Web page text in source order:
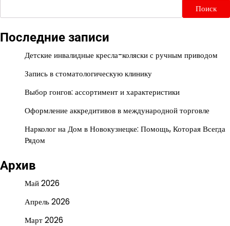
Поиск
Последние записи
Детские инвалидные кресла-коляски с ручным приводом
Запись в стоматологическую клинику
Выбор гонгов: ассортимент и характеристики
Оформление аккредитивов в международной торговле
Нарколог на Дом в Новокузнецке: Помощь, Которая Всегда
Рядом
Архив
Май 2026
Апрель 2026
Март 2026